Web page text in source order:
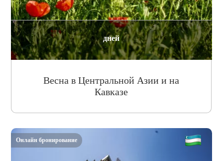
дней
Весна в Центральной Азии и на
Кавказе
Онлайн бронирование